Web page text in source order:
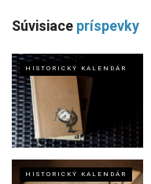
Súvisiace príspevky
HISTORICKÝ KALENDÁR
HISTORICKÝ KALENDÁR